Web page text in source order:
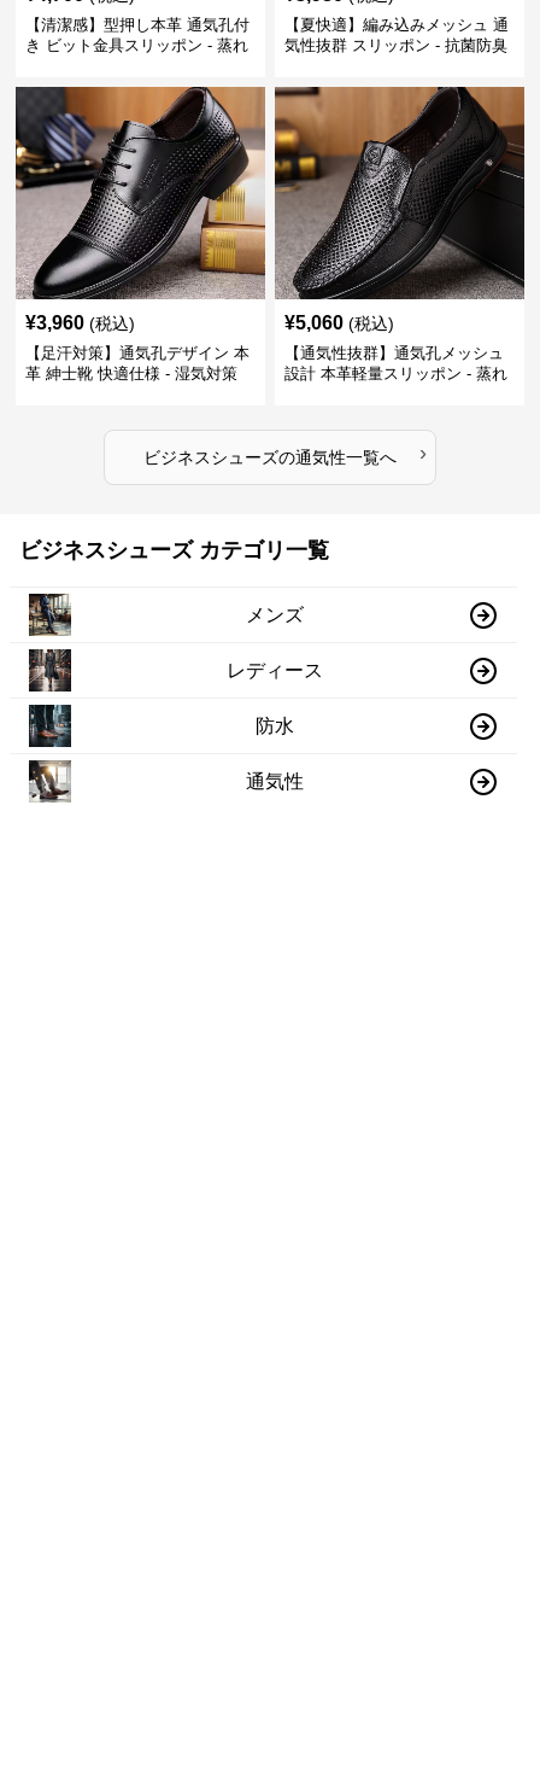
【清潔感】型押し本革 通気孔付
き ビット金具スリッポン - 蒸れ
【夏快適】編み込みメッシュ 通
気性抜群 スリッポン - 抗菌防臭
¥3,960 (税込)
【足汗対策】通気孔デザイン 本
革 紳士靴 快適仕様 - 湿気対策
¥5,060 (税込)
【通気性抜群】通気孔メッシュ
設計 本革軽量スリッポン - 蒸れ
ビジネスシューズの通気性一覧へ ›
ビジネスシューズ カテゴリ一覧
メンズ
レディース
防水
通気性